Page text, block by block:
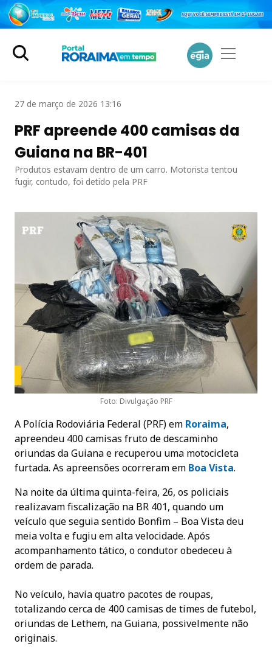
27 de março de 2026 13:16
PRF apreende 400 camisas da
Guiana na BR-401
Produtos estavam dentro de um carro. Motorista tentou
fugir, contudo, foi detido pela PRF
Foto: Divulgação PRF
A Polícia Rodoviária Federal (PRF) em Roraima,
apreendeu 400 camisas fruto de descaminho
oriundas da Guiana e recuperou uma motocicleta
furtada. As apreensões ocorreram em Boa Vista.
Na noite da última quinta-feira, 26, os policiais
realizavam fiscalização na BR 401, quando um
veículo que seguia sentido Bonfim – Boa Vista deu
meia volta e fugiu em alta velocidade. Após
acompanhamento tático, o condutor obedeceu à
ordem de parada.
No veículo, havia quatro pacotes de roupas,
totalizando cerca de 400 camisas de times de futebol,
oriundas de Lethem, na Guiana, possivelmente não
originais.